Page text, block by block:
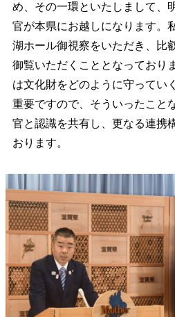
め、その一環といたしまして、
官が本県にお越しになります。
湖ホール御視察をいただき、比
御覧いただくこととなっており
は文化財をどのように守ってい
重要ですので、そういったこと
官と認識を共有し、更なる連携
おります。